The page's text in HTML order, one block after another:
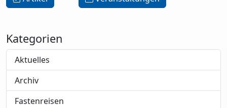
Kategorien
Aktuelles
Archiv
Fastenreisen